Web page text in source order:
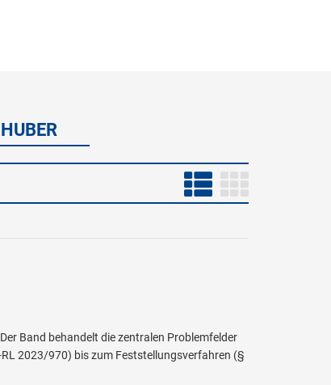
Band behandelt die zentralen Problemfelder
2023/970) bis zum Feststellungsverfahren (§